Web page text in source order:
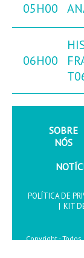
05H00
06H00
SOBRE
NÓS
POLÍTICA DE
| KIT
Copyright - Todos